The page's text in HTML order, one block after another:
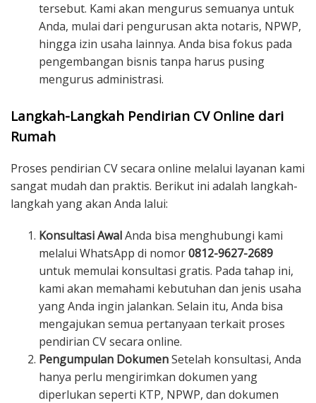
tersebut. Kami akan mengurus semuanya untuk
Anda, mulai dari pengurusan akta notaris, NPWP,
hingga izin usaha lainnya. Anda bisa fokus pada
pengembangan bisnis tanpa harus pusing
mengurus administrasi.
Langkah-Langkah Pendirian CV Online dari
Rumah
Proses pendirian CV secara online melalui layanan kami
sangat mudah dan praktis. Berikut ini adalah langkah-
langkah yang akan Anda lalui:
Konsultasi AwalAnda bisa menghubungi kami
melalui WhatsApp di nomor0812-9627-2689
untuk memulai konsultasi gratis. Pada tahap ini,
kami akan memahami kebutuhan dan jenis usaha
yang Anda ingin jalankan. Selain itu, Anda bisa
mengajukan semua pertanyaan terkait proses
pendirian CV secara online.
Pengumpulan DokumenSetelah konsultasi, Anda
hanya perlu mengirimkan dokumen yang
diperlukan seperti KTP, NPWP, dan dokumen